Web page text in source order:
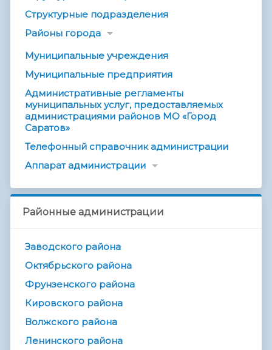
Структурные подразделения
Районы города
Муниципальные учреждения
Муниципальные предприятия
Административные регламенты
муниципальных услуг, предоставляемых
администрациями районов МО «Город
Саратов»
Телефонный справочник администрации
Аппарат администрации
Районные администрации
Заводского района
Октябрьского района
Фрунзенского района
Кировского района
Волжского района
Ленинского района